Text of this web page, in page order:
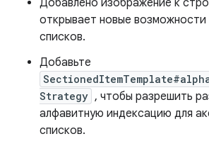
Добавлено изображение к
открывает новые возможности
списков.
Добавьте
Strategy , чтобы разрешить
алфавитную индексацию для
списков.